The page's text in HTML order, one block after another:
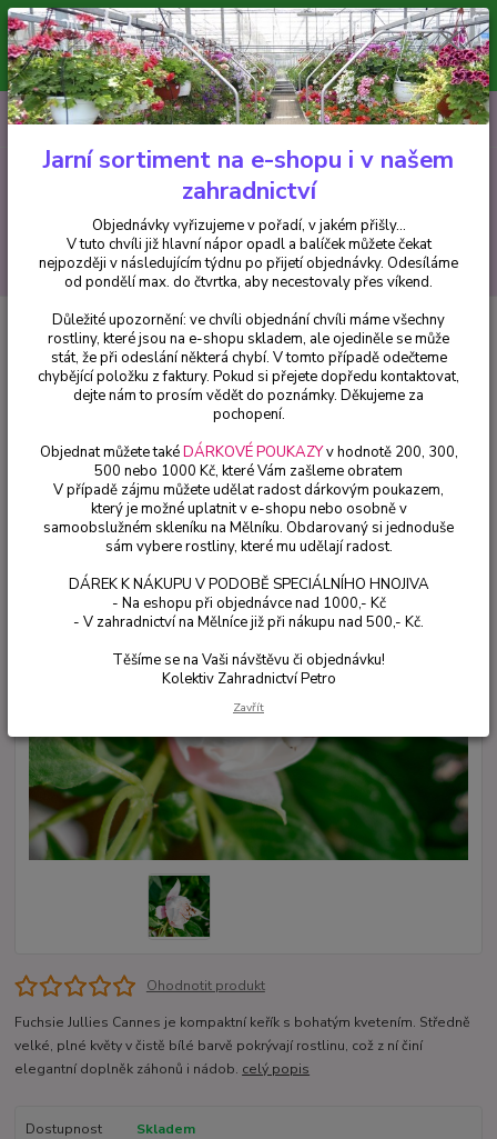
Minimální hodnota pro odeslání z e-shopu je 300 Kč.
V tuto chvíli již hlavní nápor objednávek opadl a balíček můžete čekat
nejpozději v následujícím týdnu po přijetí objednávky. Objednávky
vyřizujeme v pořadí, v jakém přišly...
CZK
Hledat
+420 602 223 614 0ks
za0 Kč
Fuchsie Jullies Cannes Fuchsie - 1 ks
Jullies Cannes Fuchsie - 1 ks
Ohodnotit produkt
Fuchsie Jullies Cannes je kompaktní keřík s bohatým kvetením. Středně
velké, plné květy v čistě bílé barvě pokrývají rostlinu, což z ní činí
elegantní doplněk záhonů i nádob. celý popis
Dostupnost
Skladem
Jarní sortiment na e-shopu i v našem
zahradnictví
Objednávky vyřizujeme v pořadí, v jakém přišly...
V tuto chvíli již hlavní nápor opadl a balíček můžete čekat
nejpozději v následujícím týdnu po přijetí objednávky. Odesíláme
od pondělí max. do čtvrtka, aby necestovaly přes víkend.
Důležité upozornění: ve chvíli objednání chvíli máme všechny
rostliny, které jsou na e-shopu skladem, ale ojediněle se může
stát, že při odeslání některá chybí. V tomto případě odečteme
chybějící položku z faktury. Pokud si přejete dopředu kontaktovat,
dejte nám to prosím vědět do poznámky. Děkujeme za
pochopení.
Objednat můžete takéDÁRKOVÉ POUKAZYv hodnotě 200, 300,
500 nebo 1000 Kč, které Vám zašleme obratem
V případě zájmu můžete udělat radost dárkovým poukazem,
který je možné uplatnit v e-shopu nebo osobně v
samoobslužném skleníku na Mělníku. Obdarovaný si jednoduše
sám vybere rostliny, které mu udělají radost.
DÁREK K NÁKUPU V PODOBĚ SPECIÁLNÍHO HNOJIVA
- Na eshopu při objednávce nad 1000,- Kč
- V zahradnictví na Mělníce již při nákupu nad 500,- Kč.
Těšíme se na Vaši návštěvu či objednávku!
Kolektiv Zahradnictví Petro
Zavřít